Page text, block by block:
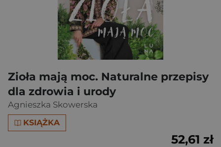
Zioła mają moc. Naturalne przepisy
dla zdrowia i urody
Agnieszka Skowerska
KSIĄŻKA
52,61 zł